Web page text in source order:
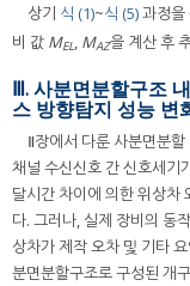
상기 식 (1)~식 (5)과정을
비 값 MEL MAZ을 계산 후
Ⅲ. 사분면분할구조
스 방향탐지 성능 변
Ⅱ장에서 다룬 사분면분
채널 수신신호 간 신호세기
달시간 차이에 의한 위상차
다. 그러나, 실제 장비의 동
상차가 제작 오차 및 기타
분면분할구조로 구성된 개